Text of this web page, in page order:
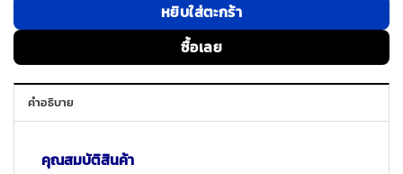
หยิบใส่ตะกร้า
ซื้อเลย
คำอธิบาย
คุณสมบัติสินค้า